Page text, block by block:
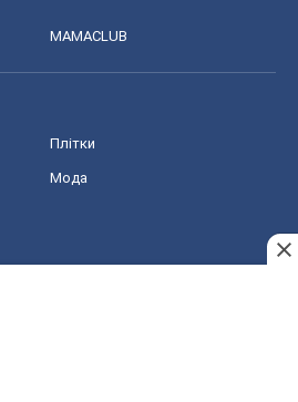
MAMACLUB
Плітки
Мода